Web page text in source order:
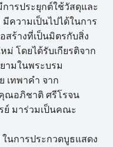
ารประยุกต์ใช้วัสดุและ
ความเป็นไปได้ในการ
สร้างที่เป็นมิตรกับสิ่ง
โดยได้รับเกียรติจาก
มในพระบรม
เทพาคำ จาก
ณอภิชาติ ศรีโรจน
มาร่วมเป็นคณะ
นการประกวดบูธแสดง